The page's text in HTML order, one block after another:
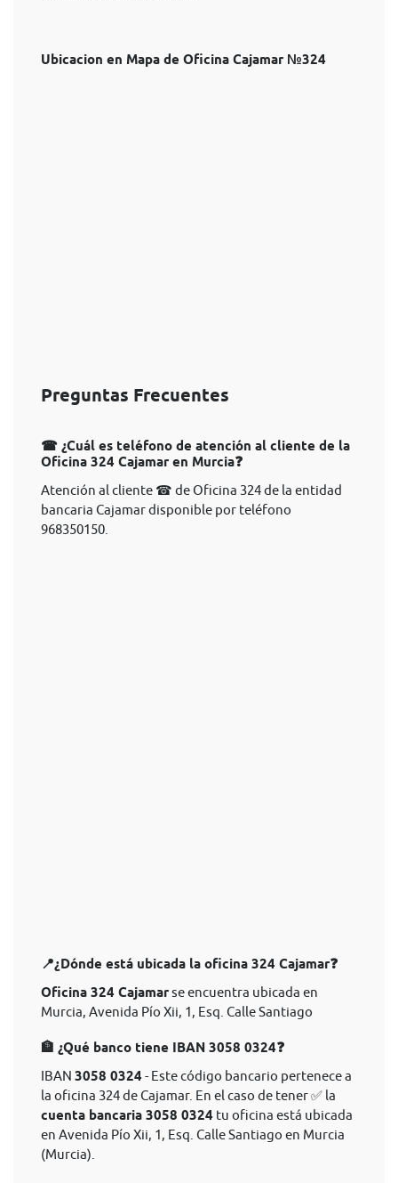
Ubicacion en Mapa de Oficina Cajamar №324
Preguntas Frecuentes
☎ ¿Cuál es teléfono de atención al cliente de la
Oficina 324 Cajamar en Murcia❓
Atención al cliente ☎ de Oficina 324 de la entidad
bancaria Cajamar disponible por teléfono
968350150.
📍¿Dónde está ubicada la oficina 324 Cajamar❓
Oficina 324 Cajamarse encuentra ubicada en
Murcia, Avenida Pío Xii, 1, Esq. Calle Santiago
🏦 ¿Qué banco tiene IBAN 3058 0324❓
IBAN 3058 0324 - Este código bancario pertenece a
la oficina 324 de Cajamar. En el caso de tener ✅ la
cuenta bancaria 3058 0324 tu oficina está ubicada
en Avenida Pío Xii, 1, Esq. Calle Santiago en Murcia
(Murcia).